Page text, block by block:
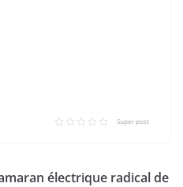
Super post
électrique radical de